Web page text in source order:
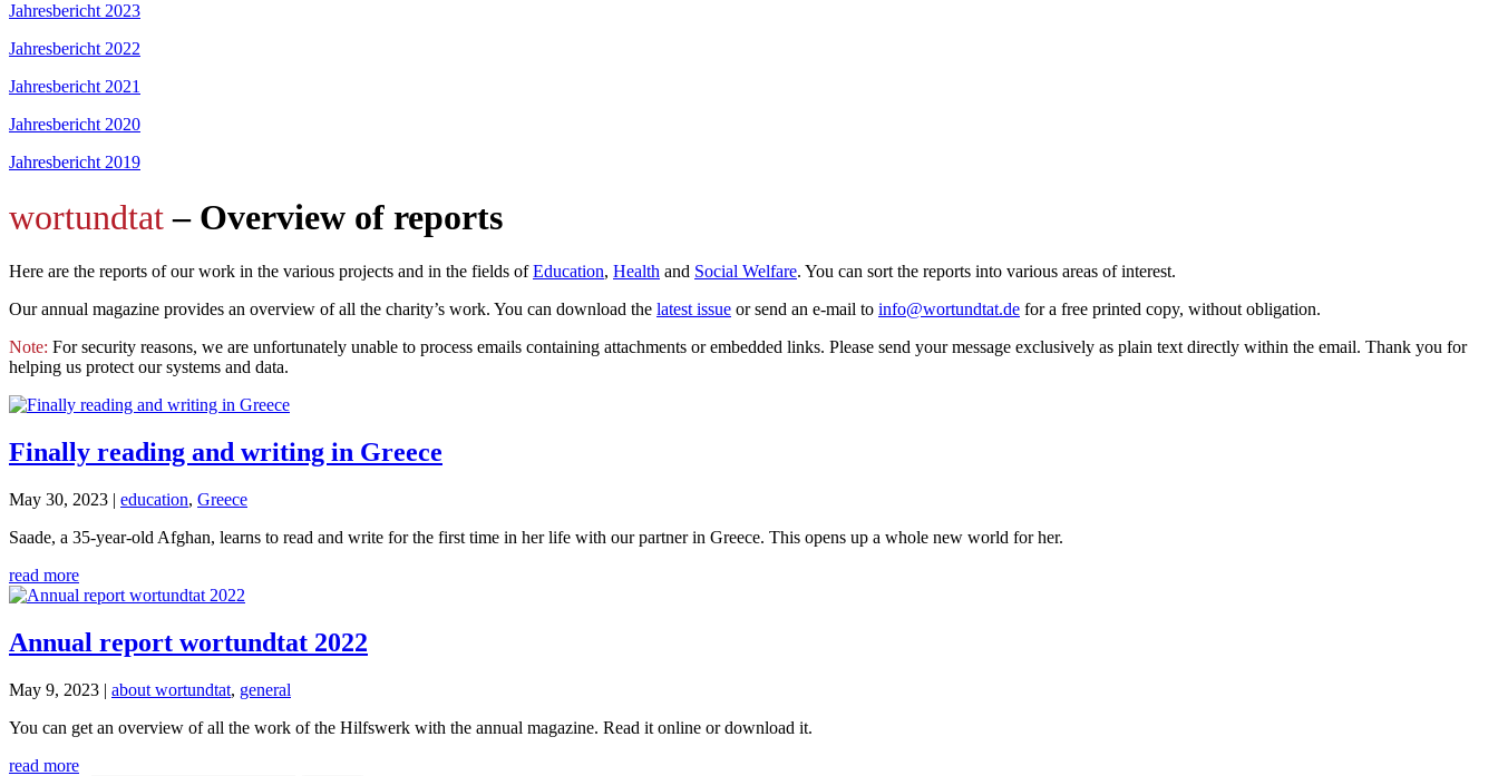
Jahresbericht 2023
Jahresbericht 2022
Jahresbericht 2021
Jahresbericht 2020
Jahresbericht 2019
wortundtat– Overview of reports
Here are the reports of our work in the various projects and in the fields ofEducation, Health and Social Welfare. You can sort the reports into various areas of interest.
Our annual magazine provides an overview of all the charity’s work. You can download the latest issue or send an e-mail to info@wortundtat.de for a free printed copy, without obligation.
Note: For security reasons, we are unfortunately unable to process emails containing attachments or embedded links. Please send your message exclusively as plain text directly within the email. Thank you for
helping us protect our systems and data.
Finally reading and writing in Greece
May 30, 2023 | education, Greece
Saade, a 35-year-old Afghan, learns to read and write for the first time in her life with our partner in Greece. This opens up a whole new world for her.
read more
Annual report wortundtat 2022
May 9, 2023 | about wortundtat, general
You can get an overview of all the work of the Hilfswerk with the annual magazine. Read it online or download it.
read more